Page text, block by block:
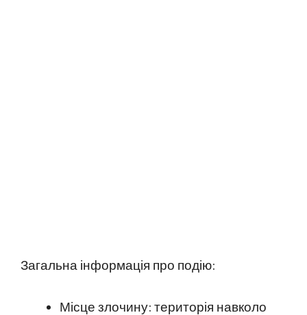
Загальна інформація про подію:
Місце злочину: територія навколо